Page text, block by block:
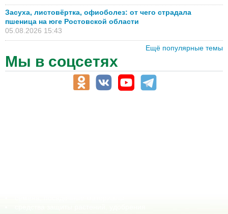
Засуха, листовёртка, офиоболез: от чего страдала
пшеница на юге Ростовской области
05.08.2026 15:43
Ещё популярные темы
Мы в соцсетях